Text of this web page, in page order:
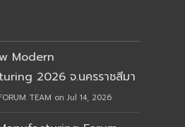
Modern
2026 จ.นครราชสีมา
TEAM on Jul 14, 2026